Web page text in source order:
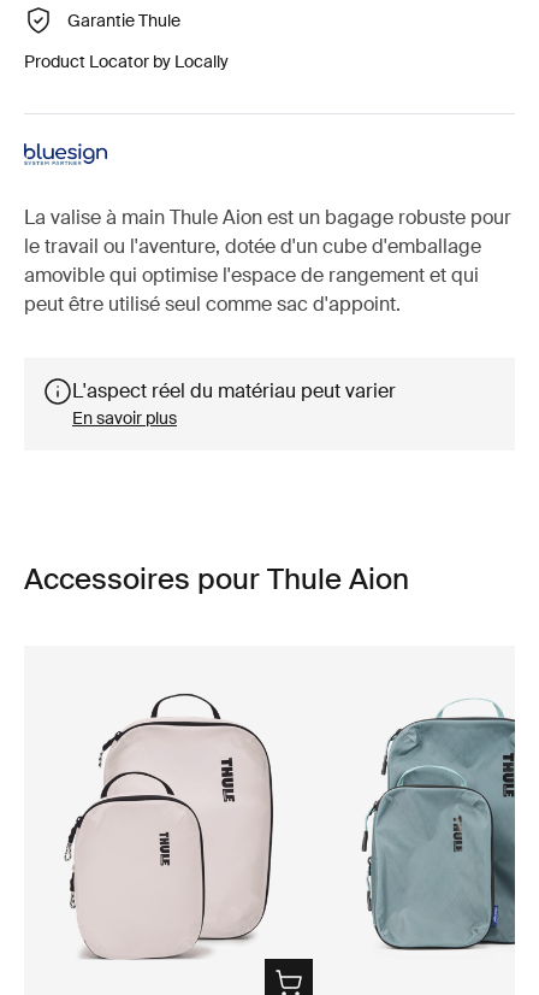
Garantie Thule
Product Locator by Locally
La valise à main Thule Aion est un bagage robuste pour
le travail ou l'aventure, dotée d'un cube d'emballage
amovible qui optimise l'espace de rangement et qui
peut être utilisé seul comme sac d'appoint.
L'aspect réel du matériau peut varier
En savoir plus
Accessoires pour Thule Aion